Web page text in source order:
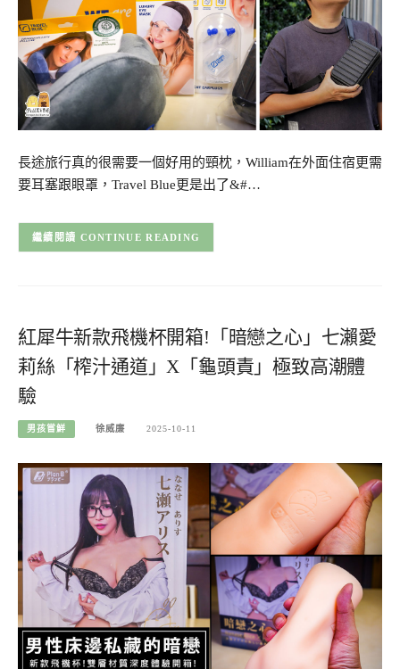
長途旅行真的很需要一個好用的頸枕，William在外面住宿更需
要耳塞跟眼罩，Travel Blue更是出了&#…
CONTINUE READING
紅犀牛新款飛機杯開箱!「暗戀之心」七瀨愛
莉絲「榨汁通道」X「龜頭責」極致高潮體
驗
男孩嘗鮮 徐威廉 2025-10-11